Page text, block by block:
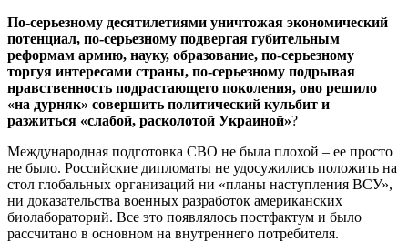
По-серьезному десятилетиями уничтожая экономический
потенциал, по-серьезному подвергая губительным
реформам армию, науку, образование, по-серьезному
торгуя интересами страны, по-серьезному подрывая
нравственность подрастающего поколения, оно решило
«на дурняк» совершить политический кульбит и
разжиться «слабой, расколотой Украиной»?
Международная подготовка СВО не была плохой – ее просто
не было. Российские дипломаты не удосужились положить на
стол глобальных организаций ни «планы наступления ВСУ»,
ни доказательства военных разработок американских
биолабораторий. Все это появлялось постфактум и было
рассчитано в основном на внутреннего потребителя.